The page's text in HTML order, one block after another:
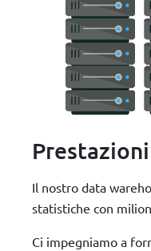
Il nostro data
statistiche con
Ci impegniamo a